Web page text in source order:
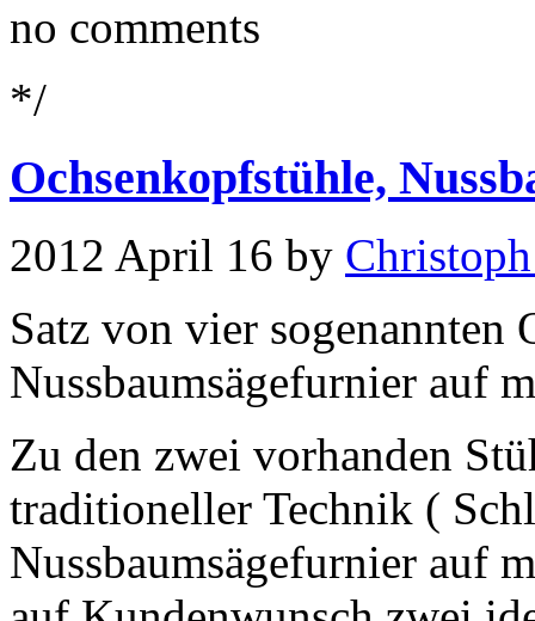
no comments
*/
Ochsenkopfstühle,
2012 April 16 by
Satz von vier sogenannten
Nussbaumsägefurnier auf
Zu den zwei vorhanden
traditioneller Technik (
Nussbaumsägefurnier auf